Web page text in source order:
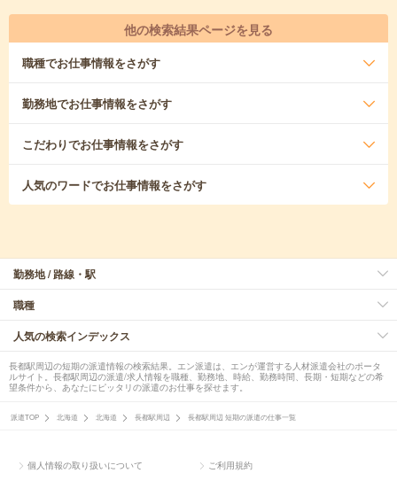
他の検索結果ページを見る
職種でお仕事情報をさがす
勤務地でお仕事情報をさがす
こだわりでお仕事情報をさがす
人気のワードでお仕事情報をさがす
勤務地 / 路線・駅
職種
人気の検索インデックス
長都駅周辺の短期の派遣情報の検索結果。エン派遣は、エンが運営する人材派遣会社のポータ
ルサイト。長都駅周辺の派遣/求人情報を職種、勤務地、時給、勤務時間、長期・短期などの希
望条件から、あなたにピッタリの派遣のお仕事を探せます。
派遣TOP 北海道 北海道 長都駅周辺 長都駅周辺 短期の派遣の仕事一覧
個人情報の取り扱いについて ご利用規約